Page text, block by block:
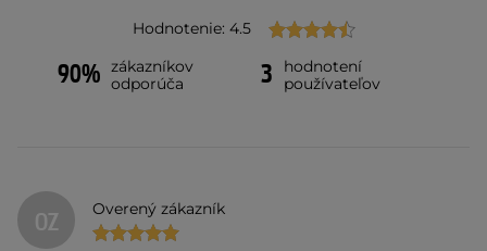
Hodnotenie: 4.5
90% zákazníkov
odporúča
3
hodnotení
používateľov
OZ Overený zákazník